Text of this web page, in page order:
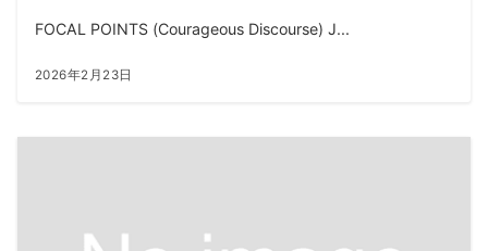
FOCAL POINTS (Courageous Discourse) J...
2026年2月23日